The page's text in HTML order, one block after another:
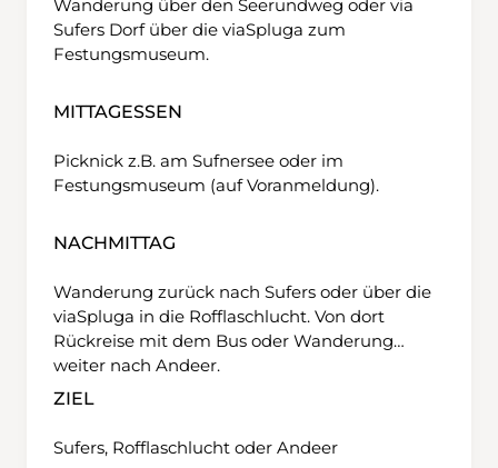
Wanderung über den Seerundweg oder via
Sufers Dorf über die viaSpluga zum
Festungsmuseum.
MITTAGESSEN
Picknick z.B. am Sufnersee oder im
Festungsmuseum (auf Voranmeldung).
NACHMITTAG
Wanderung zurück nach Sufers oder über die
viaSpluga in die Rofflaschlucht. Von dort
Rückreise mit dem Bus oder Wanderung
weiter nach Andeer.
ZIEL
Sufers, Rofflaschlucht oder Andeer